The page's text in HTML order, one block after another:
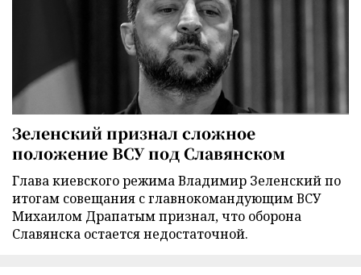
Зеленский признал сложное
положение ВСУ под Славянском
Глава киевского режима Владимир Зеленский по
итогам совещания с главнокомандующим ВСУ
Михаилом Драпатым признал, что оборона
Славянска остается недостаточной.